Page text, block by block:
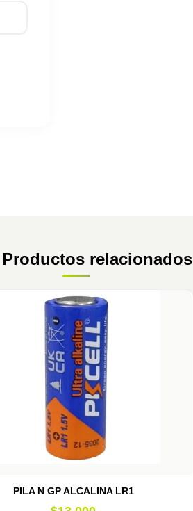
Productos relacionados
PILA N GP ALCALINA LR1